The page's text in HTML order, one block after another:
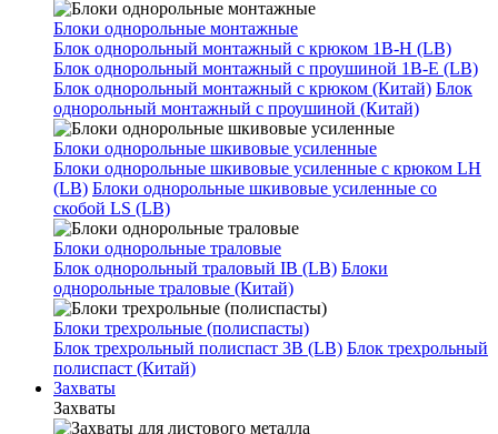
Блоки однорольные монтажные
Блок однорольный монтажный с крюком 1B-H (LB)
Блок однорольный монтажный с проушиной 1B-E (LB)
Блок однорольный монтажный с крюком (Китай) Блок
однорольный монтажный с проушиной (Китай)
Блоки однорольные шкивовые усиленные
Блоки однорольные шкивовые усиленные с крюком LH
(LB) Блоки однорольные шкивовые усиленные со
скобой LS (LB)
Блоки однорольные траловые
Блок однорольный траловый IB (LB) Блоки
однорольные траловые (Китай)
Блоки трехрольные (полиспасты)
Блок трехрольный полиспаст 3B (LB) Блок трехрольный
полиспаст (Китай)
Захваты
Захваты